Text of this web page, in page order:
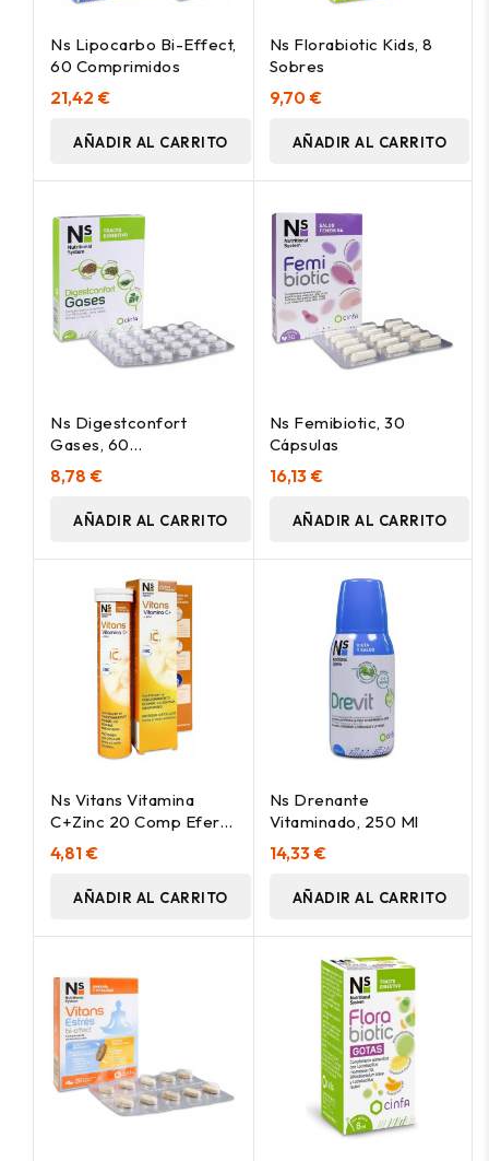
Ns Lipocarbo Bi-Effect,
60 Comprimidos
21,42 €
AÑADIR AL CARRITO
Ns Florabiotic Kids, 8
Sobres
9,70 €
AÑADIR AL CARRITO
Ns Digestconfort
Gases, 60
Comprimidos
8,78 €
AÑADIR AL CARRITO
Ns Femibiotic, 30
Cápsulas
16,13 €
AÑADIR AL CARRITO
Ns Vitans Vitamina
C+Zinc 20 Comp Eferv
Limon
4,81 €
AÑADIR AL CARRITO
Ns Drenante
Vitaminado, 250 Ml
14,33 €
AÑADIR AL CARRITO